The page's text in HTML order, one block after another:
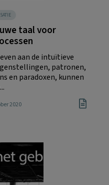
taal voor
aan de intuïtieve
patronen,
en paradoxen, kunnen
2020